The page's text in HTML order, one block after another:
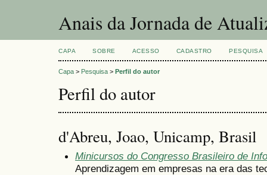
Anais da Jornada de
CAPA SOBRE ACESSO CADASTRO PESQUISA
Capa > Pesquisa > Perfil do autor
Perfil do autor
d'Abreu, Joao, Unicamp, Brasil
Minicursos do Congresso Brasileiro de
Aprendizagem em empresas na era das